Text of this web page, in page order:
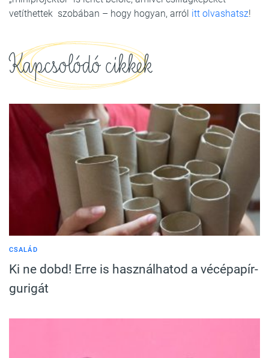
vetíthettek szobában – hogy hogyan, arról itt olvashatsz!
Kapcsolódó cikkek
CSALÁD
Ki ne dobd! Erre is használhatod a vécépapír-
gurigát